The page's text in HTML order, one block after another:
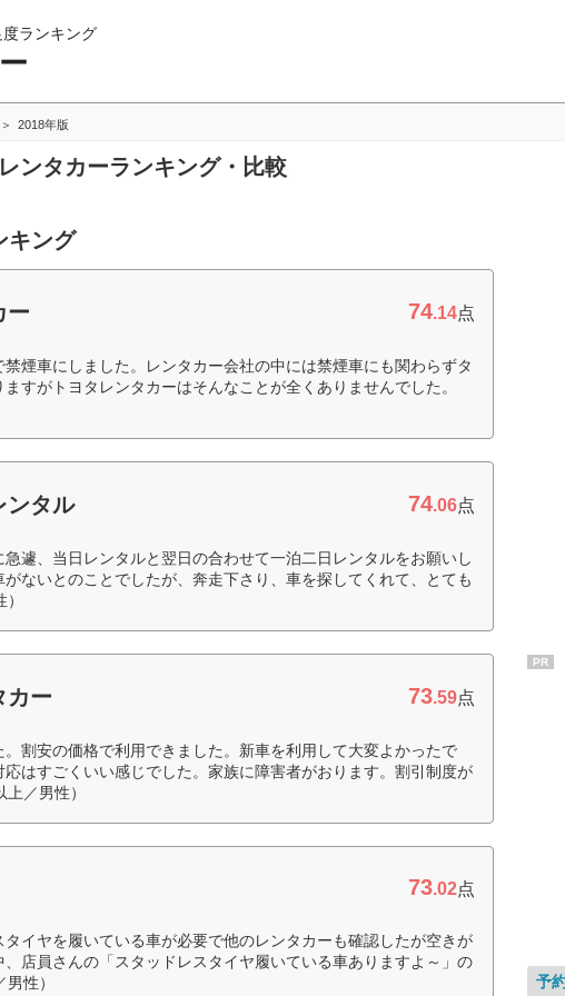
ランキング
2018年版
ンタカーランキング・比較
キング
ー 74.14点
煙車にしました。レンタカー会社の中には禁煙車にも関わらずタ
すがトヨタレンタカーはそんなことが全くありませんでした。
ンタル 74.06点
遽、当日レンタルと翌日の合わせて一泊二日レンタルをお願いし
ないとのことでしたが、奔走下さり、車を探してくれて、とても
カー 73.59点
割安の価格で利用できました。新車を利用して大変よかったで
はすごくいい感じでした。家族に障害者がおります。割引制度が
／男性）
73.02点
イヤを履いている車が必要で他のレンタカーも確認したが空きが
店員さんの「スタッドレスタイヤ履いている車ありますよ～」の
性）
PR
予